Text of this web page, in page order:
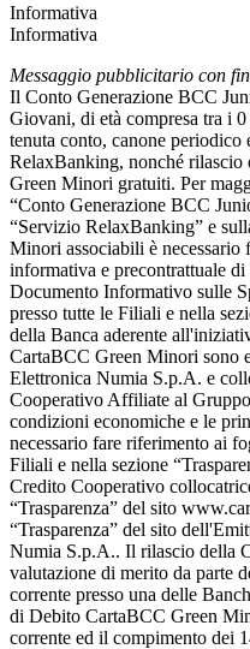
Informativa
Informativa
Messaggio pubblicitario con
Il Conto Generazione BCC
Giovani, di età compresa tra i
tenuta conto, canone
RelaxBanking, nonché
Green Minori gratuiti. Per
“Conto Generazione BCC
“Servizio RelaxBanking” e
Minori associabili è
informativa e precontrattuale
Documento Informativo sulle
presso tutte le Filiali e nella
della Banca aderente
CartaBCC Green Minori sono
Elettronica Numia S.p.A. e
Cooperativo Affiliate al
condizioni economiche e le
necessario fare riferimento ai
Filiali e nella sezione
Credito Cooperativo
“Trasparenza” del sito
“Trasparenza” del sito
Numia S.p.A.. Il rilascio della
valutazione di merito da parte
corrente presso una delle
di Debito CartaBCC Green
corrente ed il compimento dei